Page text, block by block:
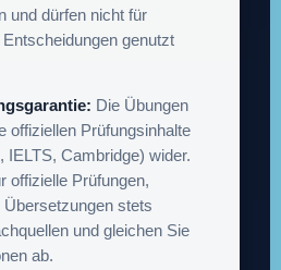
und dürfen nicht für
genutzt
Die Übungen
offiziellen Prüfungsinhalte
IELTS, Cambridge) wider.
offizielle Prüfungen,
Übersetzungen stets
und gleichen Sie
ab.